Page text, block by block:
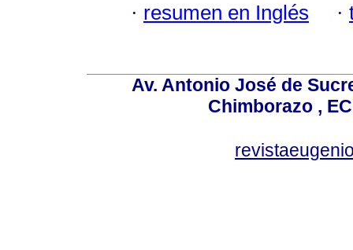
· resumen en Inglés ·
Av. Antonio José de
Chimborazo ,